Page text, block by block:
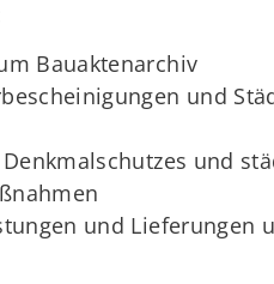
Bauaktenarchiv
und
und
und Lieferungen